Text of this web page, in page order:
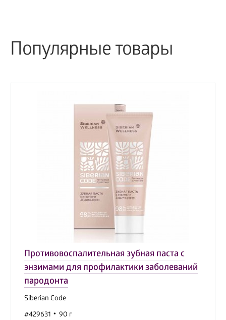
Популярные товары
Противовоспалительная зубная паста с
энзимами для профилактики заболеваний
пародонта
Siberian Code
#429631
90 г